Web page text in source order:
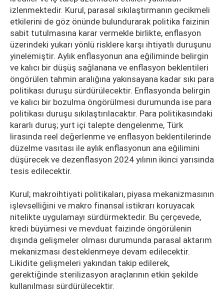
izlenmektedir. Kurul, parasal sıkılaştırmanın gecikmeli
etkilerini de göz önünde bulundurarak politika faizinin
sabit tutulmasına karar vermekle birlikte, enflasyon
üzerindeki yukarı yönlü risklere karşı ihtiyatlı duruşunu
yinelemiştir. Aylık enflasyonun ana eğiliminde belirgin
ve kalıcı bir düşüş sağlanana ve enflasyon beklentileri
öngörülen tahmin aralığına yakınsayana kadar sıkı para
politikası duruşu sürdürülecektir. Enflasyonda belirgin
ve kalıcı bir bozulma öngörülmesi durumunda ise para
politikası duruşu sıkılaştırılacaktır. Para politikasındaki
kararlı duruş; yurt içi talepte dengelenme, Türk
lirasında reel değerlenme ve enflasyon beklentilerinde
düzelme vasıtası ile aylık enflasyonun ana eğilimini
düşürecek ve dezenflasyon 2024 yılının ikinci yarısında
tesis edilecektir.
Kurul; makroihtiyati politikaları, piyasa mekanizmasının
işlevselliğini ve makro finansal istikrarı koruyacak
nitelikte uygulamayı sürdürmektedir. Bu çerçevede,
kredi büyümesi ve mevduat faizinde öngörülenin
dışında gelişmeler olması durumunda parasal aktarım
mekanizması desteklenmeye devam edilecektir.
Likidite gelişmeleri yakından takip edilerek,
gerektiğinde sterilizasyon araçlarının etkin şekilde
kullanılması sürdürülecektir.